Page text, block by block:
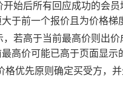
始后所有回应成功的会
于前一个报价且为价格
若高于当前最高价则出
高价可能已高于页面显示
格优先原则确定买受方，